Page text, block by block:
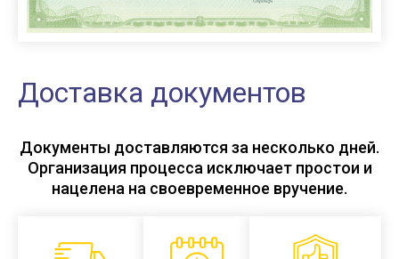
Доставка документов
Документы доставляются за несколько дней.
Организация процесса исключает простои и
нацелена на своевременное вручение.